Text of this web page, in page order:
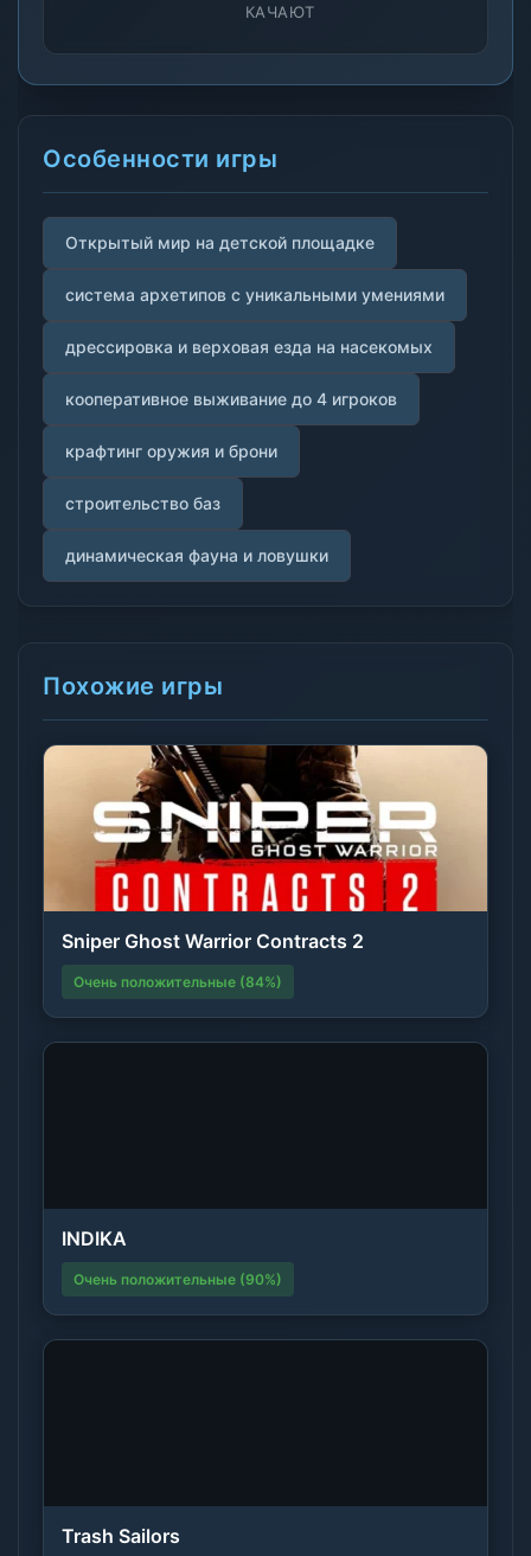
КАЧАЮТ
Особенности игры
Открытый мир на детской площадке
система архетипов с уникальными умениями
дрессировка и верховая езда на насекомых
кооперативное выживание до 4 игроков
крафтинг оружия и брони
строительство баз
динамическая фауна и ловушки
Похожие игры
Sniper Ghost Warrior Contracts 2
Очень положительные (84%)
INDIKA
Очень положительные (90%)
Trash Sailors